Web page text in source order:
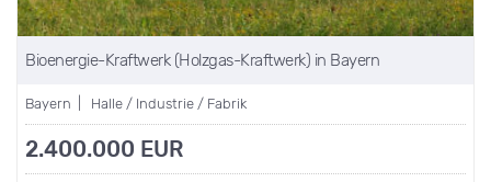
Bioenergie-Kraftwerk (Holzgas-Kraftwerk) in Bayern
Bayern | Halle / Industrie / Fabrik
2.400.000 EUR